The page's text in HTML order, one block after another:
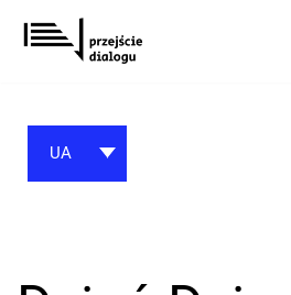
Перейти
до
UA